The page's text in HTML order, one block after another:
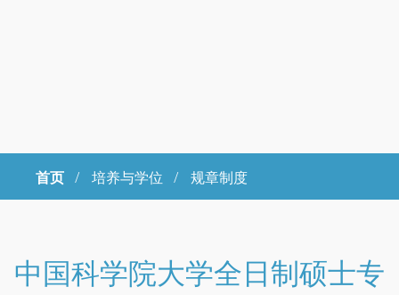
首页 / 培养与学位 / 规章制度
中国科学院大学全日制硕士专